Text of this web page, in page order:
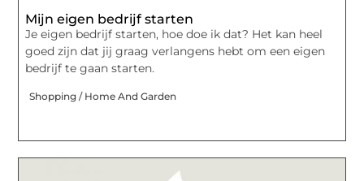
Mijn eigen bedrijf starten
Je eigen bedrijf starten, hoe doe ik dat? Het kan heel
goed zijn dat jij graag verlangens hebt om een eigen
bedrijf te gaan starten.
Shopping / Home And Garden